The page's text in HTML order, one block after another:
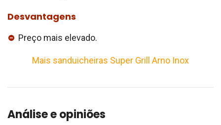
Desvantagens
Preço mais elevado.
Mais sanduicheiras Super Grill Arno Inox
Análise e opiniões